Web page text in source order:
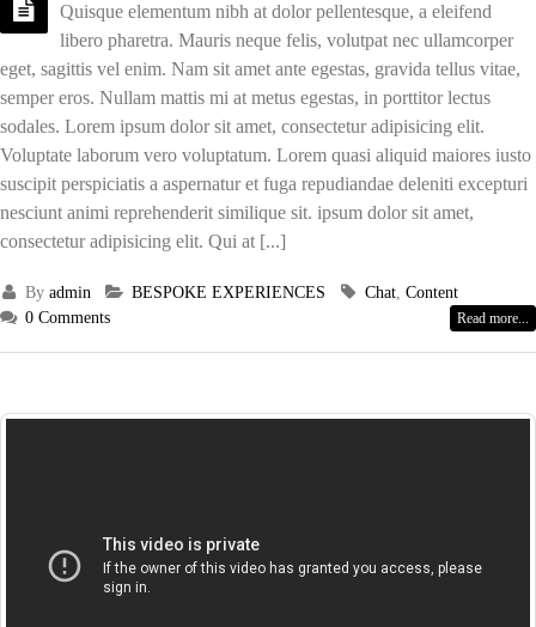
Quisque elementum nibh at dolor pellentesque, a eleifend
libero pharetra. Mauris neque felis, volutpat nec ullamcorper
eget, sagittis vel enim. Nam sit amet ante egestas, gravida tellus vitae,
semper eros. Nullam mattis mi at metus egestas, in porttitor lectus
sodales. Lorem ipsum dolor sit amet, consectetur adipisicing elit.
Voluptate laborum vero voluptatum. Lorem quasi aliquid maiores iusto
suscipit perspiciatis a aspernatur et fuga repudiandae deleniti excepturi
nesciunt animi reprehenderit similique sit. ipsum dolor sit amet,
consectetur adipisicing elit. Qui at [...]
Byadmin BESPOKE EXPERIENCES Chat,Content
0 Comments
Read more...